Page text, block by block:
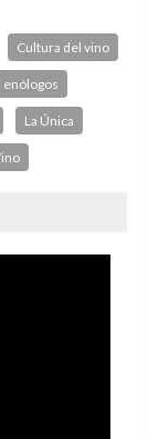
Cultura del vino
enólogos
La Única